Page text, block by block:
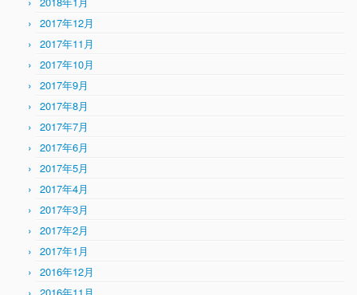
2017年12月
2017年11月
2017年10月
2017年9月
2017年8月
2017年7月
2017年6月
2017年5月
2017年4月
2017年3月
2017年2月
2017年1月
2016年12月